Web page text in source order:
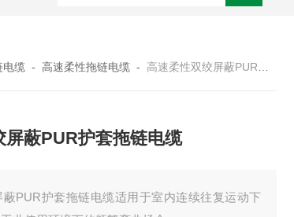
电缆 -高速柔性拖链电缆 - 高速柔性双绞屏蔽PUR护套拖链电缆
屏蔽PUR护套拖链电缆
PUR护套拖链电缆适用于室内连续往复运动下